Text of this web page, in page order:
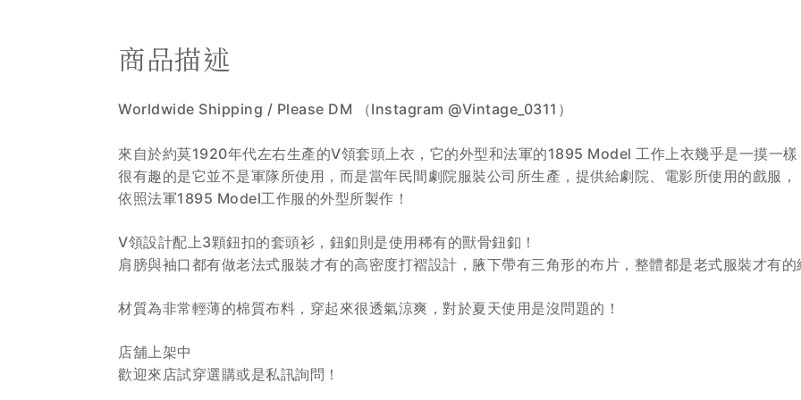
商品描述
Worldwide Shipping / Please DM （Instagram @Vintage_0311）
來自於約莫1920年代左右生產的V領套頭上衣，它的外型和法軍的1895 Model 工作上衣幾乎是一摸一樣
很有趣的是它並不是軍隊所使用，而是當年民間劇院服裝公司所生產，提供給劇院、電影所使用的戲服，
依照法軍1895 Model工作服的外型所製作！
V領設計配上3顆鈕扣的套頭衫，鈕釦則是使用稀有的獸骨鈕釦！
肩膀與袖口都有做老法式服裝才有的高密度打褶設計，腋下帶有三角形的布片，整體都是老式服裝才有的
材質為非常輕薄的棉質布料，穿起來很透氣涼爽，對於夏天使用是沒問題的！
店舖上架中
歡迎來店試穿選購或是私訊詢問！